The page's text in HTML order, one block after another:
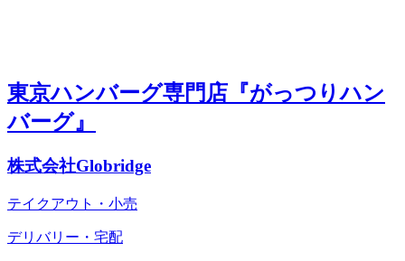
東京ハンバーグ専門店『がっつりハン
バーグ』
株式会社Globridge
テイクアウト・小売
デリバリー・宅配